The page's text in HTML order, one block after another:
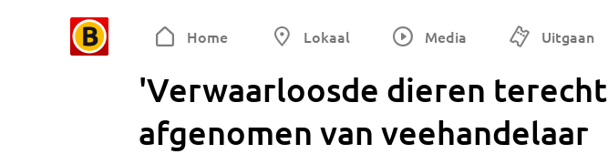
Home Lokaal Media Uitgaan
'Verwaarloosde dieren terecht
afgenomen van veehandelaar